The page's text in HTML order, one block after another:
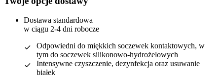
Dostawa standardowa
w ciągu 2-4 dni robocze
Odpowiedni do miękkich soczewek kontaktowych, w
tym do soczewek silikonowo-hydrożelowych
Intensywne czyszczenie, dezynfekcja oraz usuwanie
białek